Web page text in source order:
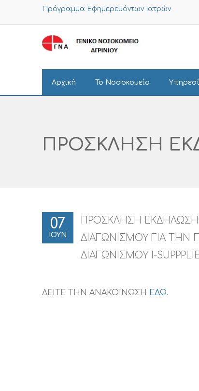
Πρόγραμμα Εφημερευόντων Ιατρών
Αρχική Το Νοσοκομείο
07
ΙΟΥΝ
ΠΡΟΣΚΛΗΣΗ
ΔΙΑΓΩΝΙΣΜΟΥ ΓΙΑ ΤΗΝ
ΔΙΑΓΩΝΙΣΜΟΥ I-
ΔΕΙΤΕ ΤΗΝ ΑΝΑΚΟΙΝΩΣΗ ΕΔΩ.